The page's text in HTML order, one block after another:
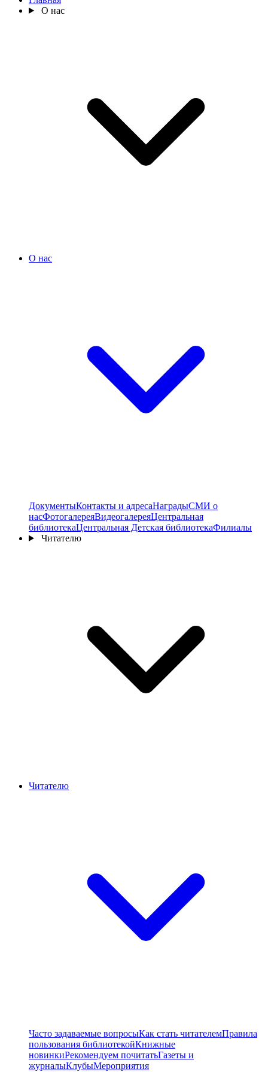
О нас
О нас
ДокументыКонтакты и адресаНаградыСМИ о
насФотогалереяВидеогалереяЦентральная
библиотекаЦентральная Детская библиотекаФилиалы
Читателю
Читателю
Часто задаваемые вопросыКак стать читателемПравила
пользования библиотекойКнижные
новинкиРекомендуем почитатьГазеты и
журналыКлубыМероприятия